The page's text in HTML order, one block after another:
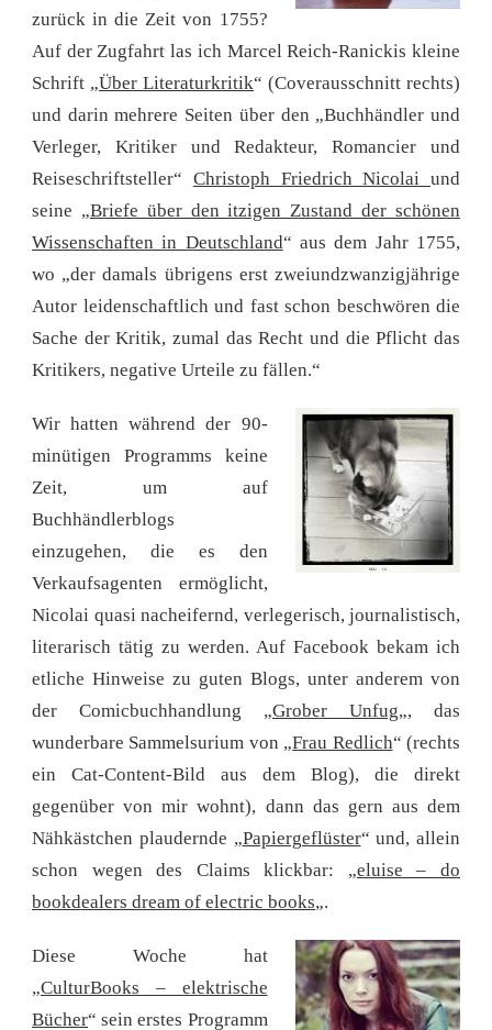
zurück in die Zeit von 1755?
Auf der Zugfahrt las ich Marcel Reich-Ranickis kleine
Schrift „Über Literaturkritik“ (Coverausschnitt rechts)
und darin mehrere Seiten über den „Buchhändler und
Verleger, Kritiker und Redakteur, Romancier und
Reiseschriftsteller“ Christoph Friedrich Nicolai und
seine „Briefe über den itzigen Zustand der schönen
Wissenschaften in Deutschland“ aus dem Jahr 1755,
wo „der damals übrigens erst zweiundzwanzigjährige
Autor leidenschaftlich und fast schon beschwören die
Sache der Kritik, zumal das Recht und die Pflicht das
Kritikers, negative Urteile zu fällen.“
Wir hatten während der 90-
minütigen Programms keine
Zeit, um auf
Buchhändlerblogs
einzugehen, die es den
Verkaufsagenten ermöglicht,
Nicolai quasi nacheifernd, verlegerisch, journalistisch,
literarisch tätig zu werden. Auf Facebook bekam ich
etliche Hinweise zu guten Blogs, unter anderem von
der Comicbuchhandlung „Grober Unfug„, das
wunderbare Sammelsurium von „Frau Redlich“ (rechts
ein Cat-Content-Bild aus dem Blog), die direkt
gegenüber von mir wohnt), dann das gern aus dem
Nähkästchen plaudernde „Papiergeflüster“ und, allein
schon wegen des Claims klickbar: „eluise – do
bookdealers dream of electric books„.
Diese Woche hat
„CulturBooks – elektrische
Bücher“ sein erstes Programm